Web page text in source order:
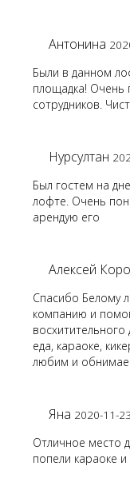
Антонина
Были в данном
площадка! Очень
сотрудников.
Нурсултан
Был гостем на
лофте. Очень
арендую его
Алексей
Спасибо Белому
компанию и
восхитительного
еда, караоке,
любим и
Яна 2020-11-
Отличное место
попели караоке